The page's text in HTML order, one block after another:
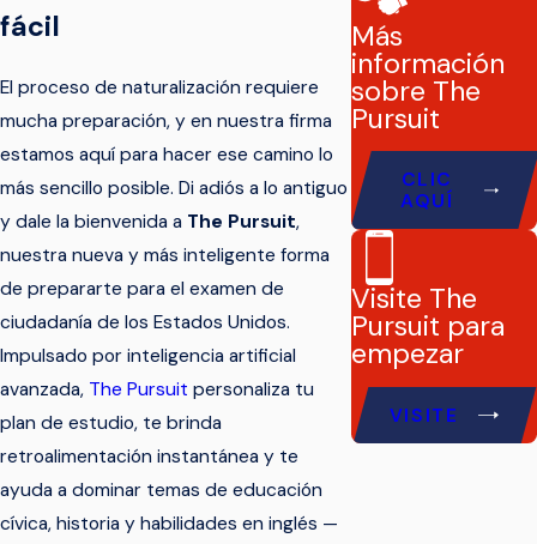
fácil
El proceso de naturalización requiere
mucha preparación, y en nuestra firma
estamos aquí para hacer ese camino lo
más sencillo posible. Di adiós a lo antiguo
y dale la bienvenida a The Pursuit,
nuestra nueva y más inteligente forma
de prepararte para el examen de
ciudadanía de los Estados Unidos.
Impulsado por inteligencia artificial
avanzada, The Pursuit personaliza tu
plan de estudio, te brinda
retroalimentación instantánea y te
ayuda a dominar temas de educación
cívica, historia y habilidades en inglés —
Más
información
sobre The
Pursuit
CLIC
AQUÍ
Visite The
Pursuit para
empezar
VISITE